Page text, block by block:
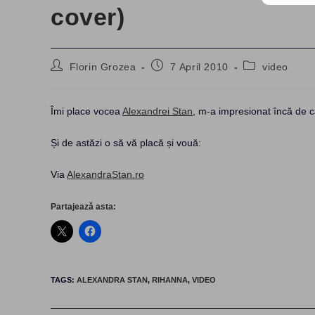
cover)
PostFlorin Grozea
Post7 April 2010
Postvideo
Îmi place vocea Alexandrei Stan , m-a impresionat încă de
Și de astăzi o să vă placă și vouă:
Via AlexandraStan.ro
Partajează asta:
TAGS: ALEXANDRA STAN, RIHANNA, VIDEO